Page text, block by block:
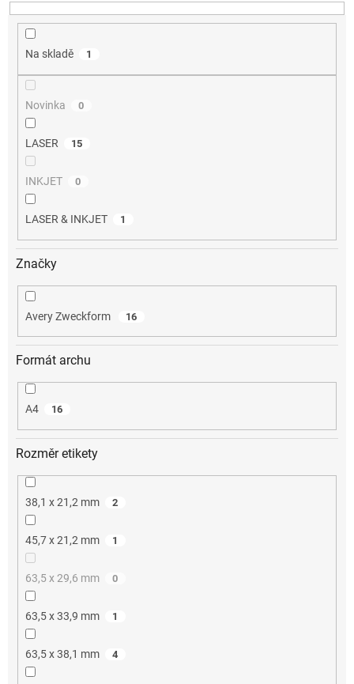
t
Na skladě 1
Novinka 0
LASER 15
INKJET 0
LASER & INKJET 1
Značky
Avery Zweckform 16
Formát archu
A4 16
Rozměr etikety
38,1 x 21,2 mm 2
45,7 x 21,2 mm 1
63,5 x 29,6 mm 0
63,5 x 33,9 mm 1
63,5 x 38,1 mm 4